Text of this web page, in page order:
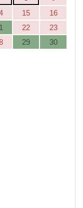
15
16
22
23
29
30